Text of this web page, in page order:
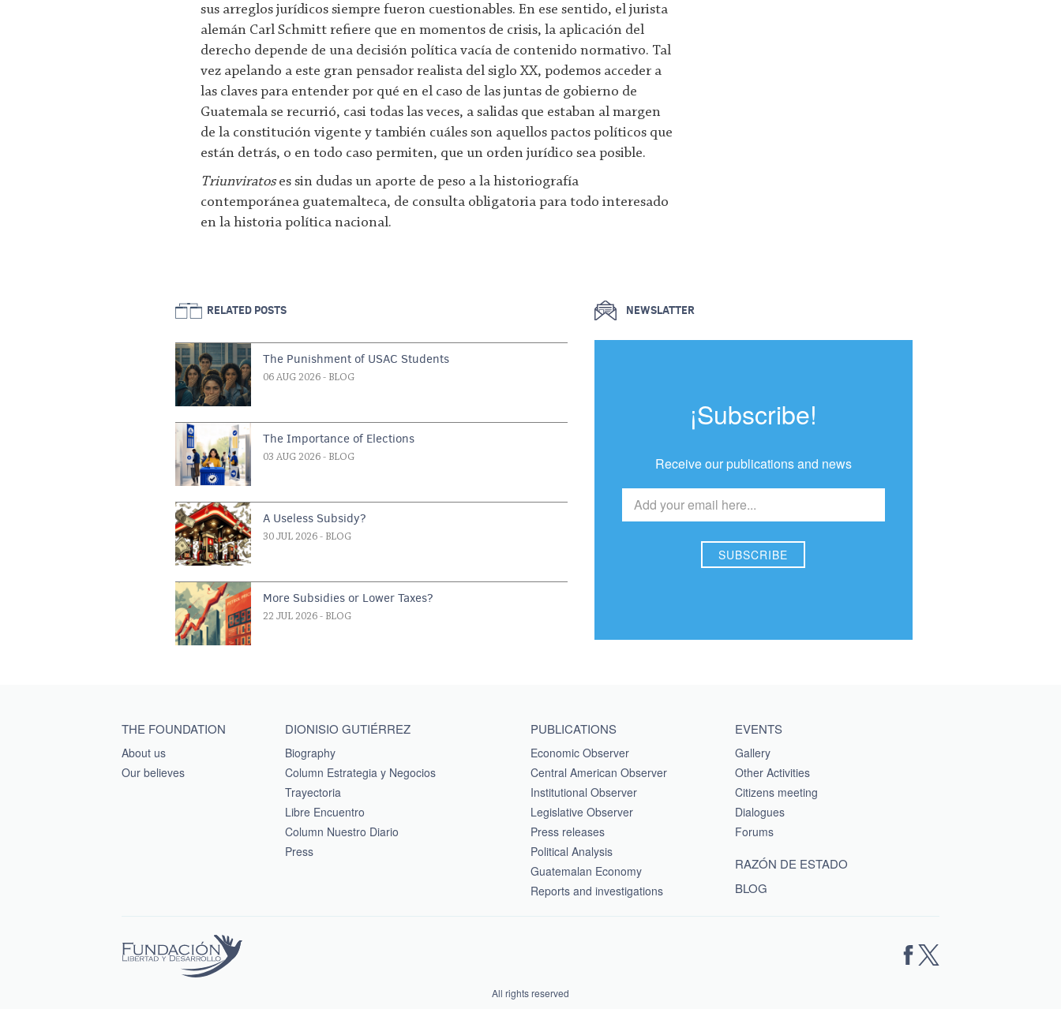
sus arreglos jurídicos siempre fueron cuestionables. En ese sentido, el jurista
alemán Carl Schmitt refiere que en momentos de crisis, la aplicación del
derecho depende de una decisión política vacía de contenido normativo. Tal
vez apelando a este gran pensador realista del siglo XX, podemos acceder a
las claves para entender por qué en el caso de las juntas de gobierno de
Guatemala se recurrió, casi todas las veces, a salidas que estaban al margen
de la constitución vigente y también cuáles son aquellos pactos políticos que
están detrás, o en todo caso permiten, que un orden jurídico sea posible.
Triunviratoses sin dudas un aporte de peso a la historiografía
contemporánea guatemalteca, de consulta obligatoria para todo interesado
en la historia política nacional.
RELATED POSTS
The Punishment of USAC Students
06 AUG 2026 - BLOG
The Importance of Elections
03 AUG 2026 - BLOG
A Useless Subsidy?
30 JUL 2026 - BLOG
More Subsidies or Lower Taxes?
22 JUL 2026 - BLOG
NEWSLATTER
¡Subscribe!
Receive our publications and news
Main menu footer
THE FOUNDATION
About us
Our believes
DIONISIO GUTIÉRREZ
Biography
Column Estrategia y Negocios
Trayectoria
Libre Encuentro
Column Nuestro Diario
Press
PUBLICATIONS
Economic Observer
Central American Observer
Institutional Observer
Legislative Observer
Press releases
Political Analysis
Guatemalan Economy
Reports and investigations
EVENTS
Gallery
Other Activities
Citizens meeting
Dialogues
Forums
RAZÓN DE ESTADO
BLOG
All rights reserved